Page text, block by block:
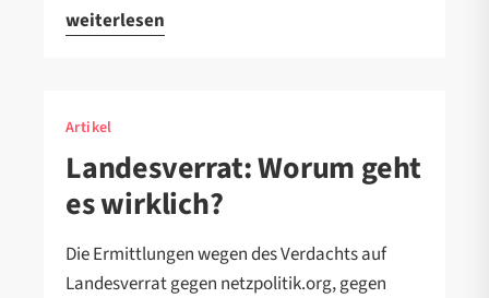
weiterlesen
Artikel
Landesverrat: Worum geht
es wirklich?
Die Ermittlungen wegen des Verdachts auf
Landesverrat gegen netzpolitik.org, gegen